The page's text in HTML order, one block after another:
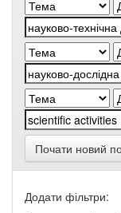
Почати новий
Додати фільтри: